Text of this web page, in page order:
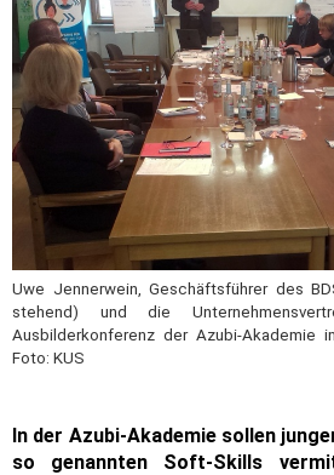
Uwe Jennerwein, Geschäftsführer des
stehend) und die
Ausbilderkonferenz der Azubi-Akademie
Foto: KUS
In der Azubi-Akademie sollen
so genannten Soft-Skills